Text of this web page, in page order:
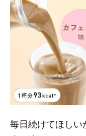
毎日続けてほしい